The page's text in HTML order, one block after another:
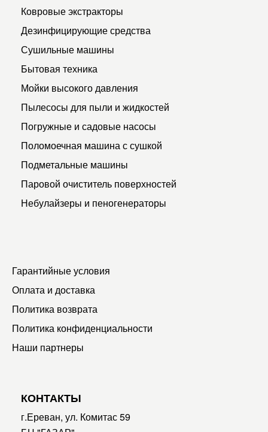
Ковровые экстракторы
Дезинфицирующие средства
Сушильные машины
Бытовая техника
Мойки высокого давления
Пылесосы для пыли и жидкостей
Погружные и садовые насосы
Поломоечная машина с сушкой
Подметальные машины
Паровой очиститель поверхностей
Небулайзеры и пеногенераторы
Гарантийные условия
Оплата и доставка
Политика возврата
Политика конфиденциальности
Наши партнеры
КОНТАКТЫ
г.Ереван, ул. Комитас 59